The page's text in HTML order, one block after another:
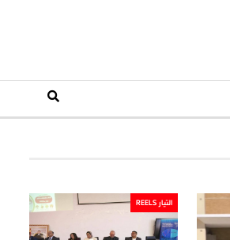
التيار REELS